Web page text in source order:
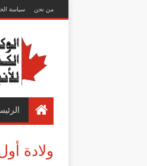
من نحن سياسة
ولادة